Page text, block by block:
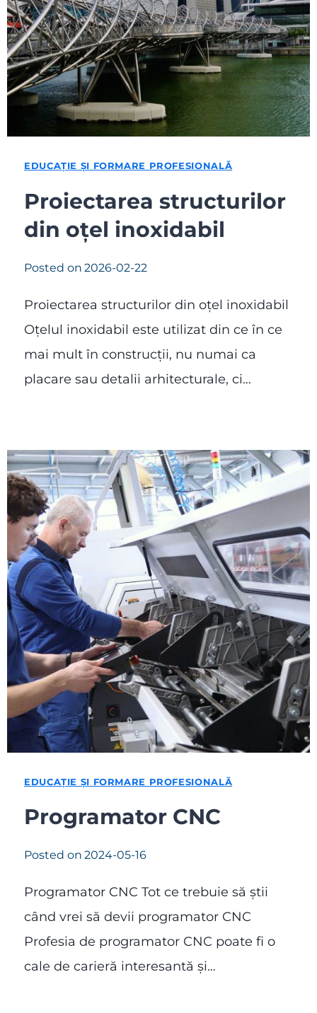
EDUCAȚIE ȘI FORMARE PROFESIONALĂ
Proiectarea structurilor
din oțel inoxidabil
Posted on 2026-02-22
Proiectarea structurilor din oțel inoxidabil
Oțelul inoxidabil este utilizat din ce în ce
mai mult în construcții, nu numai ca
placare sau detalii arhitecturale, ci…
EDUCAȚIE ȘI FORMARE PROFESIONALĂ
Programator CNC
Posted on 2024-05-16
Programator CNC Tot ce trebuie să știi
când vrei să devii programator CNC
Profesia de programator CNC poate fi o
cale de carieră interesantă și…